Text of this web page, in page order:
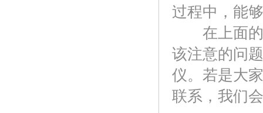
过程中，能
在上面的
该注意的问
仪。若是大
联系，我们